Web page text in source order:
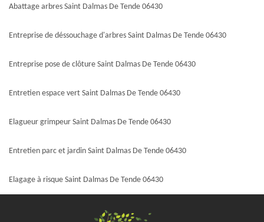
Abattage arbres Saint Dalmas De Tende 06430
Entreprise de déssouchage d'arbres Saint Dalmas De Tende 06430
Entreprise pose de clôture Saint Dalmas De Tende 06430
Entretien espace vert Saint Dalmas De Tende 06430
Elagueur grimpeur Saint Dalmas De Tende 06430
Entretien parc et jardin Saint Dalmas De Tende 06430
Elagage à risque Saint Dalmas De Tende 06430